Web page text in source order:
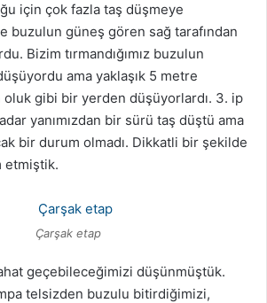
için çok fazla taş düşmeye
buzulun güneş gören sağ tarafından
Bizim tırmandığımız buzulun
ama yaklaşık 5 metre
oluk gibi bir yerden düşüyorlardı. 3. ip
yanımızdan bir sürü taş düştü ama
bir durum olmadı. Dikkatli bir şekilde
etmiştik.
Çarşak etap
geçebileceğimizi düşünmüştük.
telsizden buzulu bitirdiğimizi,